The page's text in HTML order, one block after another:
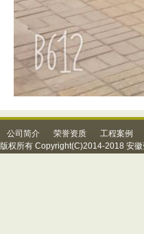
公司简介 荣誉资质
工程案例
版权所有 Copyright(C)2014-2018 安